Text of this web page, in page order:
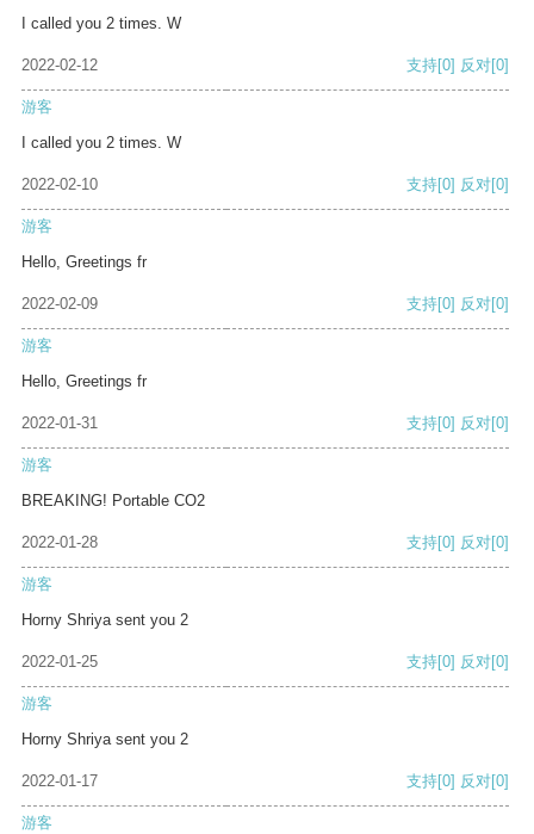
I called you 2 times. W
2022-02-12 支持[0] 反对[0]
游客
I called you 2 times. W
2022-02-10 支持[0] 反对[0]
游客
Hello, Greetings fr
2022-02-09 支持[0] 反对[0]
游客
Hello, Greetings fr
2022-01-31 支持[0] 反对[0]
游客
BREAKING! Portable CO2
2022-01-28 支持[0] 反对[0]
游客
Horny Shriya sent you 2
2022-01-25 支持[0] 反对[0]
游客
Horny Shriya sent you 2
2022-01-17 支持[0] 反对[0]
游客